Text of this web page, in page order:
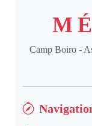
Camp Boiro -